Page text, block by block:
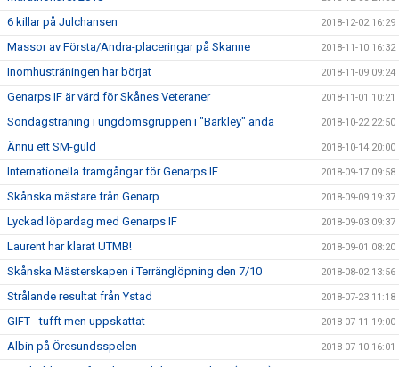
6 killar på Julchansen 2018-12-02 16:29
Massor av Första/Andra-placeringar på Skanne 2018-11-10 16:32
Inomhusträningen har börjat 2018-11-09 09:24
Genarps IF är värd för Skånes Veteraner 2018-11-01 10:21
Söndagsträning i ungdomsgruppen i "Barkley" anda 2018-10-22 22:50
Ännu ett SM-guld 2018-10-14 20:00
Internationella framgångar för Genarps IF 2018-09-17 09:58
Skånska mästare från Genarp 2018-09-09 19:37
Lyckad löpardag med Genarps IF 2018-09-03 09:37
Laurent har klarat UTMB! 2018-09-01 08:20
Skånska Mästerskapen i Terränglöpning den 7/10 2018-08-02 13:56
Strålande resultat från Ystad 2018-07-23 11:18
GIFT - tufft men uppskattat 2018-07-11 19:00
Albin på Öresundsspelen 2018-07-10 16:01